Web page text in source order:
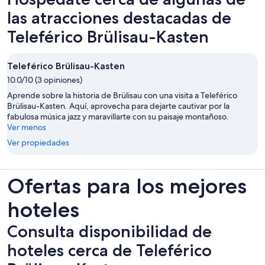
las atracciones destacadas de
Teleférico Brülisau-Kasten
Teleférico Brülisau-Kasten
10.0/10 (3 opiniones)
Aprende sobre la historia de Brülisau con una visita a Teleférico
Brülisau-Kasten. Aquí, aprovecha para dejarte cautivar por la
fabulosa música jazz y maravillarte con su paisaje montañoso.
Ver menos
Ver propiedades
Ofertas para los mejores
hoteles
Consulta disponibilidad de
hoteles cerca de Teleférico